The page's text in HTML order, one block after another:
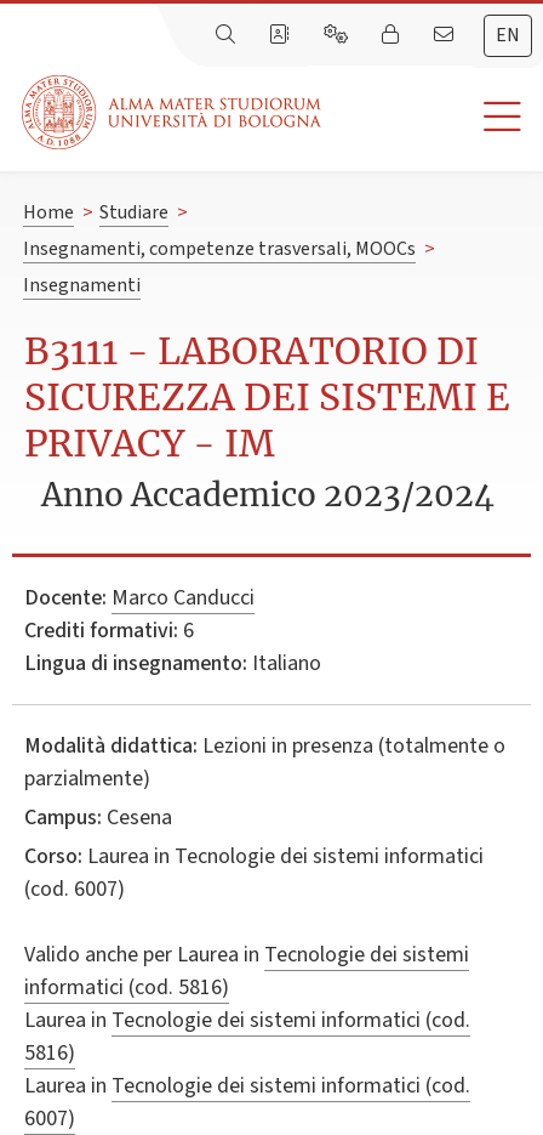
EN
Home > Studiare >
Insegnamenti, competenze trasversali, MOOCs >
Insegnamenti
B3111 - LABORATORIO DI
SICUREZZA DEI SISTEMI E
PRIVACY - IM
Anno Accademico 2023/2024
Docente: Marco Canducci
Crediti formativi: 6
Lingua di insegnamento: Italiano
Modalità didattica: Lezioni in presenza (totalmente o
parzialmente)
Campus: Cesena
Corso: Laurea in Tecnologie dei sistemi informatici
(cod. 6007)
Valido anche per Laurea in Tecnologie dei sistemi
informatici (cod. 5816)
Laurea in Tecnologie dei sistemi informatici (cod.
5816)
Laurea in Tecnologie dei sistemi informatici (cod.
6007)